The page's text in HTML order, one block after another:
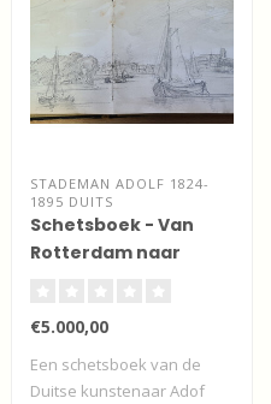
STADEMAN ADOLF 1824-
1895 DUITS
Schetsboek - Van
Rotterdam naar
€5.000,00
Een schetsboek van de
Duitse kunstenaar Adof